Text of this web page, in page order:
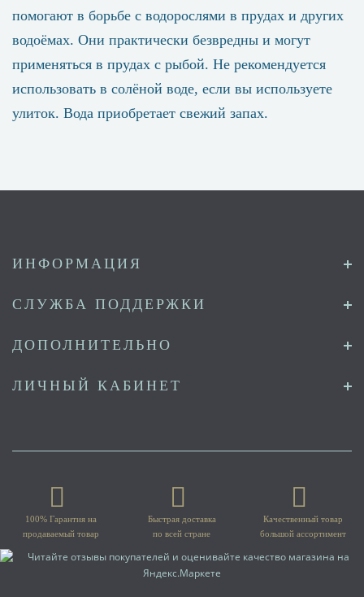
помогают в борьбе с водорослями в прудах и других
водоёмах. Они практически безвредны и могут
применяться в прудах с рыбой. Не рекомендуется
использовать в солёной воде, если вы используете
улиток. Вода приобретает свежий запах.
ИНФОРМАЦИЯ
СЛУЖБА ПОДДЕРЖКИ
ДОПОЛНИТЕЛЬНО
ЛИЧНЫЙ КАБИНЕТ
100% Гарантия на
продаваемый товар
Быстрая доставка
по всей стране
Качественный товар
большой ассортимент